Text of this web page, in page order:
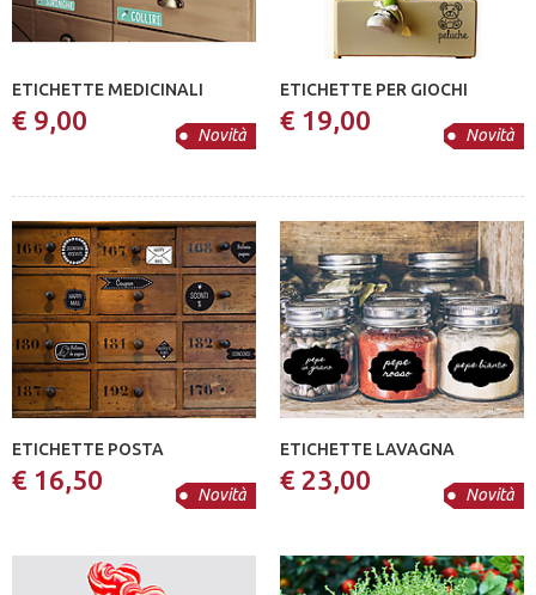
Novità
ETICHETTE MEDICINALI
€ 9,00 Novità
ETICHETTE PER GIOCHI
€ 19,00
Novità
ETICHETTE POSTA
€ 16,50 Novità
ETICHETTE LAVAGNA
€ 23,00